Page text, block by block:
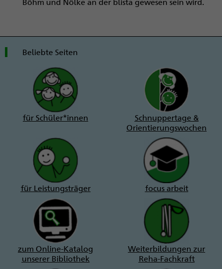
Beliebte Seiten
für Schüler*innen
Schnuppertage &
Orientierungswochen
für Leistungsträger focus arbeit
zum Online-Katalog
unserer Bibliothek
Weiterbildungen zur
Reha-Fachkraft